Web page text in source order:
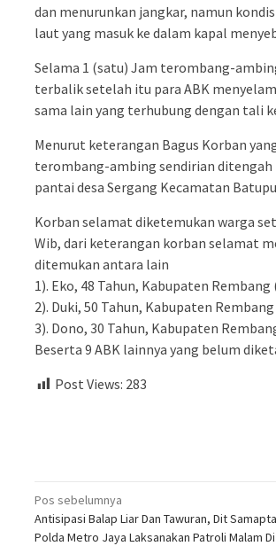
dan menurunkan jangkar, namun
laut yang masuk ke dalam kapal
Selama 1 (satu) Jam terombang-
terbalik setelah itu para ABK
sama lain yang terhubung dengan tali
Menurut keterangan Bagus Korban
terombang-ambing sendirian ditengah
pantai desa Sergang Kecamatan
Korban selamat diketemukan warga
Wib, dari keterangan korban selamat
ditemukan antara lain
1). Eko, 48 Tahun, Kabupaten Rembang
2). Duki, 50 Tahun, Kabupaten Rembang
3). Dono, 30 Tahun, Kabupaten
Beserta 9 ABK lainnya yang belum
Post Views: 283
Navigasi
pos
Pos sebelumnya
Antisipasi Balap Liar Dan Tawuran, Dit Samapta
Polda Metro Jaya Laksanakan Patroli Malam Di